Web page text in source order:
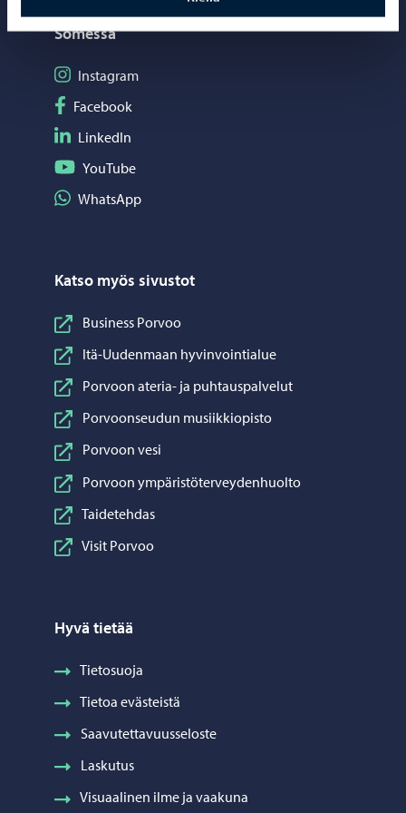
Somessa
Seuraa Instagram
Instagram
Seuraa Facebook
Facebook
Seuraa LinkedIn
LinkedIn
Seuraa YouTube
YouTube
Jaa WhatsApp
WhatsApp
Katso myös sivustot
Business Porvoo
Itä-Uudenmaan hyvinvointialue
Porvoon ateria- ja puhtauspalvelut
Porvoonseudun musiikkiopisto
Porvoon vesi
Porvoon ympäristöterveydenhuolto
Taidetehdas
Visit Porvoo
Hyvä tietää
Tietosuoja
Tietoa evästeistä
Saavutettavuusseloste
Laskutus
Visuaalinen ilme ja vaakuna